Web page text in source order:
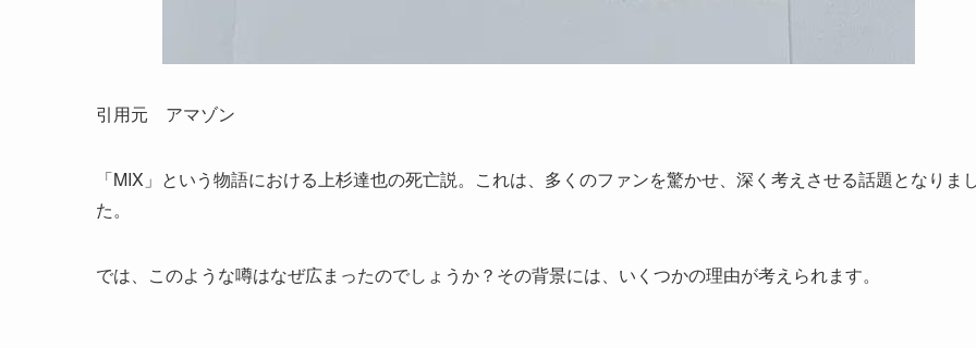
引用元 アマゾン
「MIX」という物語における上杉達也の死亡説。これは、多くのファンを驚かせ、深く考えさせる話題となりま
た。
では、このような噂はなぜ広まったのでしょうか？その背景には、いくつかの理由が考えられます。